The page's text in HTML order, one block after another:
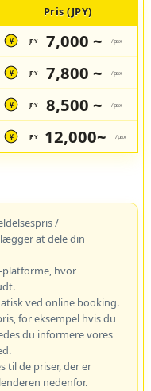
Pris (JPY)
¥ JPY 7,000 ~ /pax
¥ JPY 7,800 ~ /pax
¥ JPY 8,500 ~ /pax
¥ JPY 12,000~ /pax
/
at dele din
platforme, hvor
ved online booking.
for eksempel hvis du
du informere vores
til de priser, der er
nedenfor.